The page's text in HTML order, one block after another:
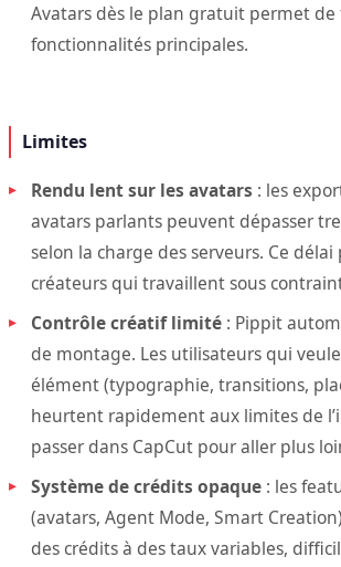
Avatars dès le plan gratuit permet de
fonctionnalités principales.
Limites
Rendu lent sur les avatars : les
avatars parlants peuvent dépasser
selon la charge des serveurs. Ce délai
créateurs qui travaillent sous
Contrôle créatif limité : Pippit
de montage. Les utilisateurs qui
élément (typographie, transitions,
heurtent rapidement aux limites de
passer dans CapCut pour aller plus
Système de crédits opaque : les
(avatars, Agent Mode, Smart
des crédits à des taux variables,